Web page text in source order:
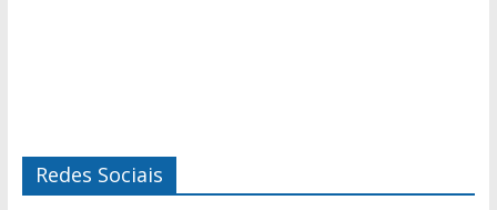
Redes Sociais